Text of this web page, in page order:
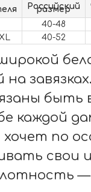
Российский
размер
40-48
40-52
на
быть
каждой
хочет по
свои
—